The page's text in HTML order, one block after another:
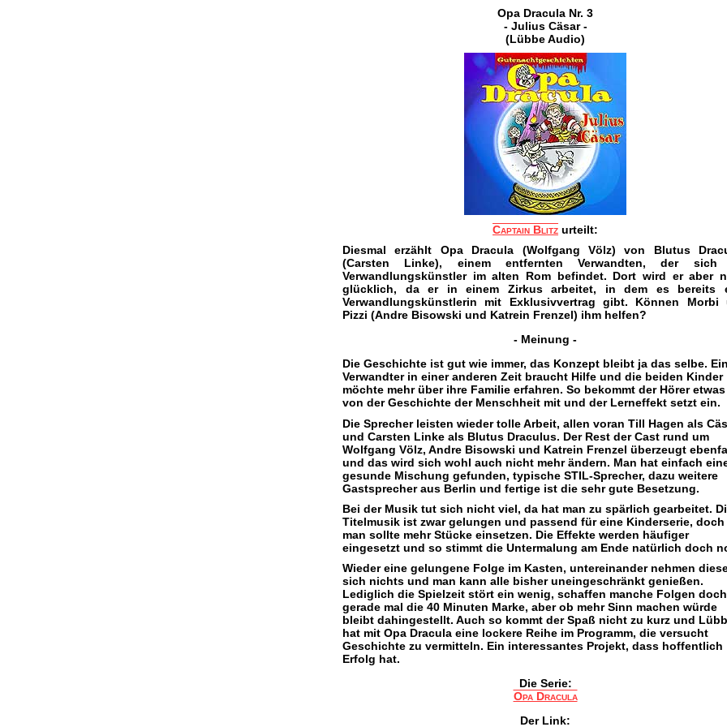
Opa Dracula Nr. 3
- Julius Cäsar -
(Lübbe Audio)
Captain Blitz urteilt:
Diesmal erzählt Opa Dracula (Wolfgang Völz) von Blutus
(Carsten Linke), einem entfernten Verwandten, der sich
Verwandlungskünstler im alten Rom befindet. Dort wird er aber
glücklich, da er in einem Zirkus arbeitet, in dem es bereits
Verwandlungskünstlerin mit Exklusivvertrag gibt. Können Morbi
Pizzi (Andre Bisowski und Katrein Frenzel) ihm helfen?
- Meinung -
Die Geschichte ist gut wie immer, das Konzept bleibt ja das selbe. Ein
Verwandter in einer anderen Zeit braucht Hilfe und die beiden Kinder
möchte mehr über ihre Familie erfahren. So bekommt der Hörer etwas
von der Geschichte der Menschheit mit und der Lerneffekt setzt ein.
Die Sprecher leisten wieder tolle Arbeit, allen voran Till Hagen als
und Carsten Linke als Blutus Draculus. Der Rest der Cast rund um
Wolfgang Völz, Andre Bisowski und Katrein Frenzel überzeugt
und das wird sich wohl auch nicht mehr ändern. Man hat einfach
gesunde Mischung gefunden, typische STIL-Sprecher, dazu weitere
Gastsprecher aus Berlin und fertige ist die sehr gute Besetzung.
Bei der Musik tut sich nicht viel, da hat man zu spärlich gearbeitet.
Titelmusik ist zwar gelungen und passend für eine Kinderserie, doch
man sollte mehr Stücke einsetzen. Die Effekte werden häufiger
eingesetzt und so stimmt die Untermalung am Ende natürlich doch
Wieder eine gelungene Folge im Kasten, untereinander nehmen
sich nichts und man kann alle bisher uneingeschränkt genießen.
Lediglich die Spielzeit stört ein wenig, schaffen manche Folgen doch
gerade mal die 40 Minuten Marke, aber ob mehr Sinn machen würde
bleibt dahingestellt. Auch so kommt der Spaß nicht zu kurz und
hat mit Opa Dracula eine lockere Reihe im Programm, die versucht
Geschichte zu vermitteln. Ein interessantes Projekt, dass hoffentlich
Erfolg hat.
Die Serie:
Opa Dracula
Der Link: